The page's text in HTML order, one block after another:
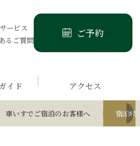
ービス
るご質問
ご予約
イド アクセス
車いすでご宿泊のお客様へ 宿泊特